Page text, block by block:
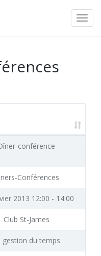
conférence
Conférences
2013 12:00 - 14:00
Club St-James
gestion du temps